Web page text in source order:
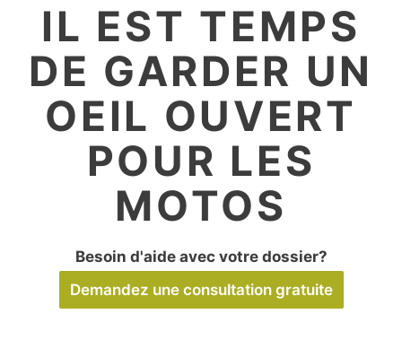
IL EST TEMPS
DE GARDER UN
OEIL OUVERT
POUR LES
MOTOS
Besoin d'aide avec votre dossier?
Demandez une consultation gratuite